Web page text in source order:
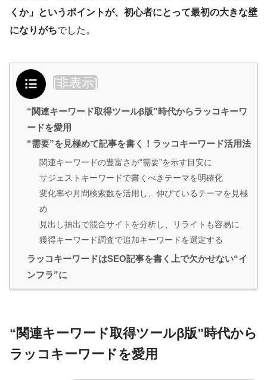
くか」というポイントが、初心者にとって最初の大きな壁
になりがちでした。
目次 [非表示]
“関連キーワード取得ツールβ版”時代からラッコキーワ
ードを愛用
“需要”を見極めて記事を書く！ラッコキーワード活用法
関連キーワードの豊富さが“需要”を示す目安に
サジェストキーワードで書くべきテーマを明確化
変化率や月間検索数を活用し、伸びているテーマを見極
め
見出し抽出で競合サイトを分析し、リライトも容易に
獲得キーワード調査で追加キーワードを選定する
ラッコキーワードはSEO記事を書く上で欠かせない“イ
ンフラ”に
“関連キーワード取得ツールβ版”時代から
ラッコキーワードを愛用